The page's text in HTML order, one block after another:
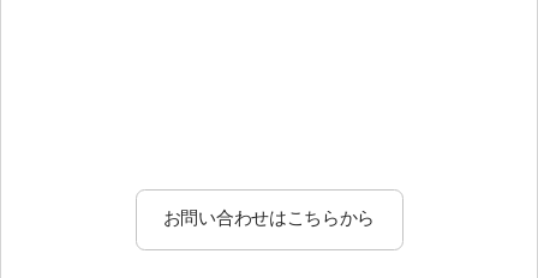
お問い合わせはこちらから